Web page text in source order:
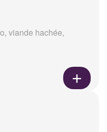
viande hachée,